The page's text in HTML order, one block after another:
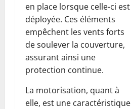
en place lorsque celle-ci est
déployée. Ces éléments
empêchent les vents forts
de soulever la couverture,
assurant ainsi une
protection continue.
La motorisation, quant à
elle, est une caractéristique